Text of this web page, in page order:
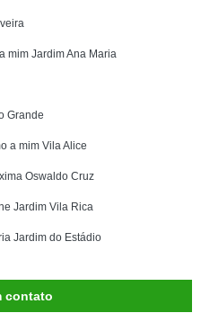
mim Jardim Ana Maria
Grande
a mim Vila Alice
Oswaldo Cruz
Jardim Vila Rica
Jardim do Estádio
contato